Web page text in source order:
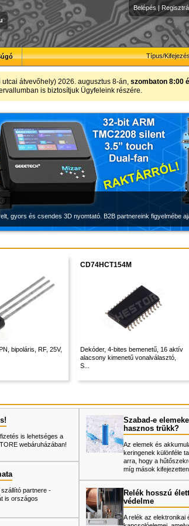
Belépés |
Típus/
átvevőhely) 2026. augusztus 8-án, szombaton 8:00
is biztosítjuk Ügyfeleink részére.
gyors és csendes 3D nyomtató. B2B partnereink figyelmébe
készletről
a HESTORE kínálatában
tól
mm-es PLA filamentek a HESTORE kínálatában
bipoláris, RF, 25V,
CD74HCT154M
Dekóder, 4-bites bemenetű, 16 aktív
alacsony kimenetű vonalválasztó,
S...
is lehetséges a
webáruházában!
partnere -
is országos
Szabad-e
hasznos trükk?
Az elemek és
keringenek különféle
arra, hogy a
míg mások
Relék hosszú
védelme
A relék az